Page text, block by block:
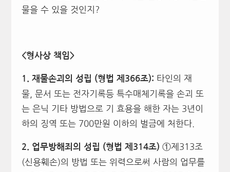
물을 수 있을 것인지?
<형사상 책임>
1. 재물손괴의 성립 (형법 제366조): 타인의 재
물, 문서 또는 전자기록등 특수매체기록을 손괴 또
는 은닉 기타 방법으로 기 효용을 해한 자는 3년이
하의 징역 또는 700만원 이하의 벌금에 처한다.
2. 업무방해죄의 성립 (형법 제314조) ①제313조
(신용훼손)의 방법 또는 위력으로써 사람의 업무를